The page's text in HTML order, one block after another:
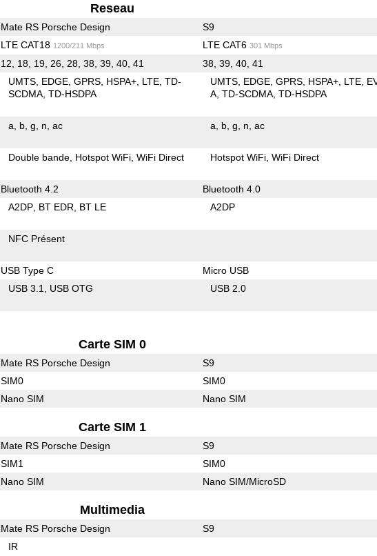
Reseau
Mate RS Porsche Design S9
LTE CAT18 1200/211 Mbps LTE CAT6 301 Mbps
12, 18, 19, 26, 28, 38, 39, 40, 41 38, 39, 40, 41
UMTS EDGE GPRS HSPA+ LTE TD-
SCDMA TD-HSDPA
UMTS EDGE GPRS HSPA+ LTE
A TD-SCDMA TD-HSDPA
a b g n ac a b g n ac
Double bande Hotspot WiFi WiFi Direct Hotspot WiFi WiFi Direct
Bluetooth 4.2 Bluetooth 4.0
A2DP BT EDR BT LE A2DP
NFC Présent
USB Type C Micro USB
USB 3.1 USB OTG USB 2.0
Carte SIM 0
Mate RS Porsche Design S9
SIM0 SIM0
Nano SIM Nano SIM
Carte SIM 1
Mate RS Porsche Design S9
SIM1 SIM0
Nano SIM Nano SIM/MicroSD
Multimedia
Mate RS Porsche Design S9
IR